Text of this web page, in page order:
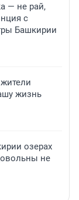
— не рай,
с
Башкирии
жизнь
озерах
не